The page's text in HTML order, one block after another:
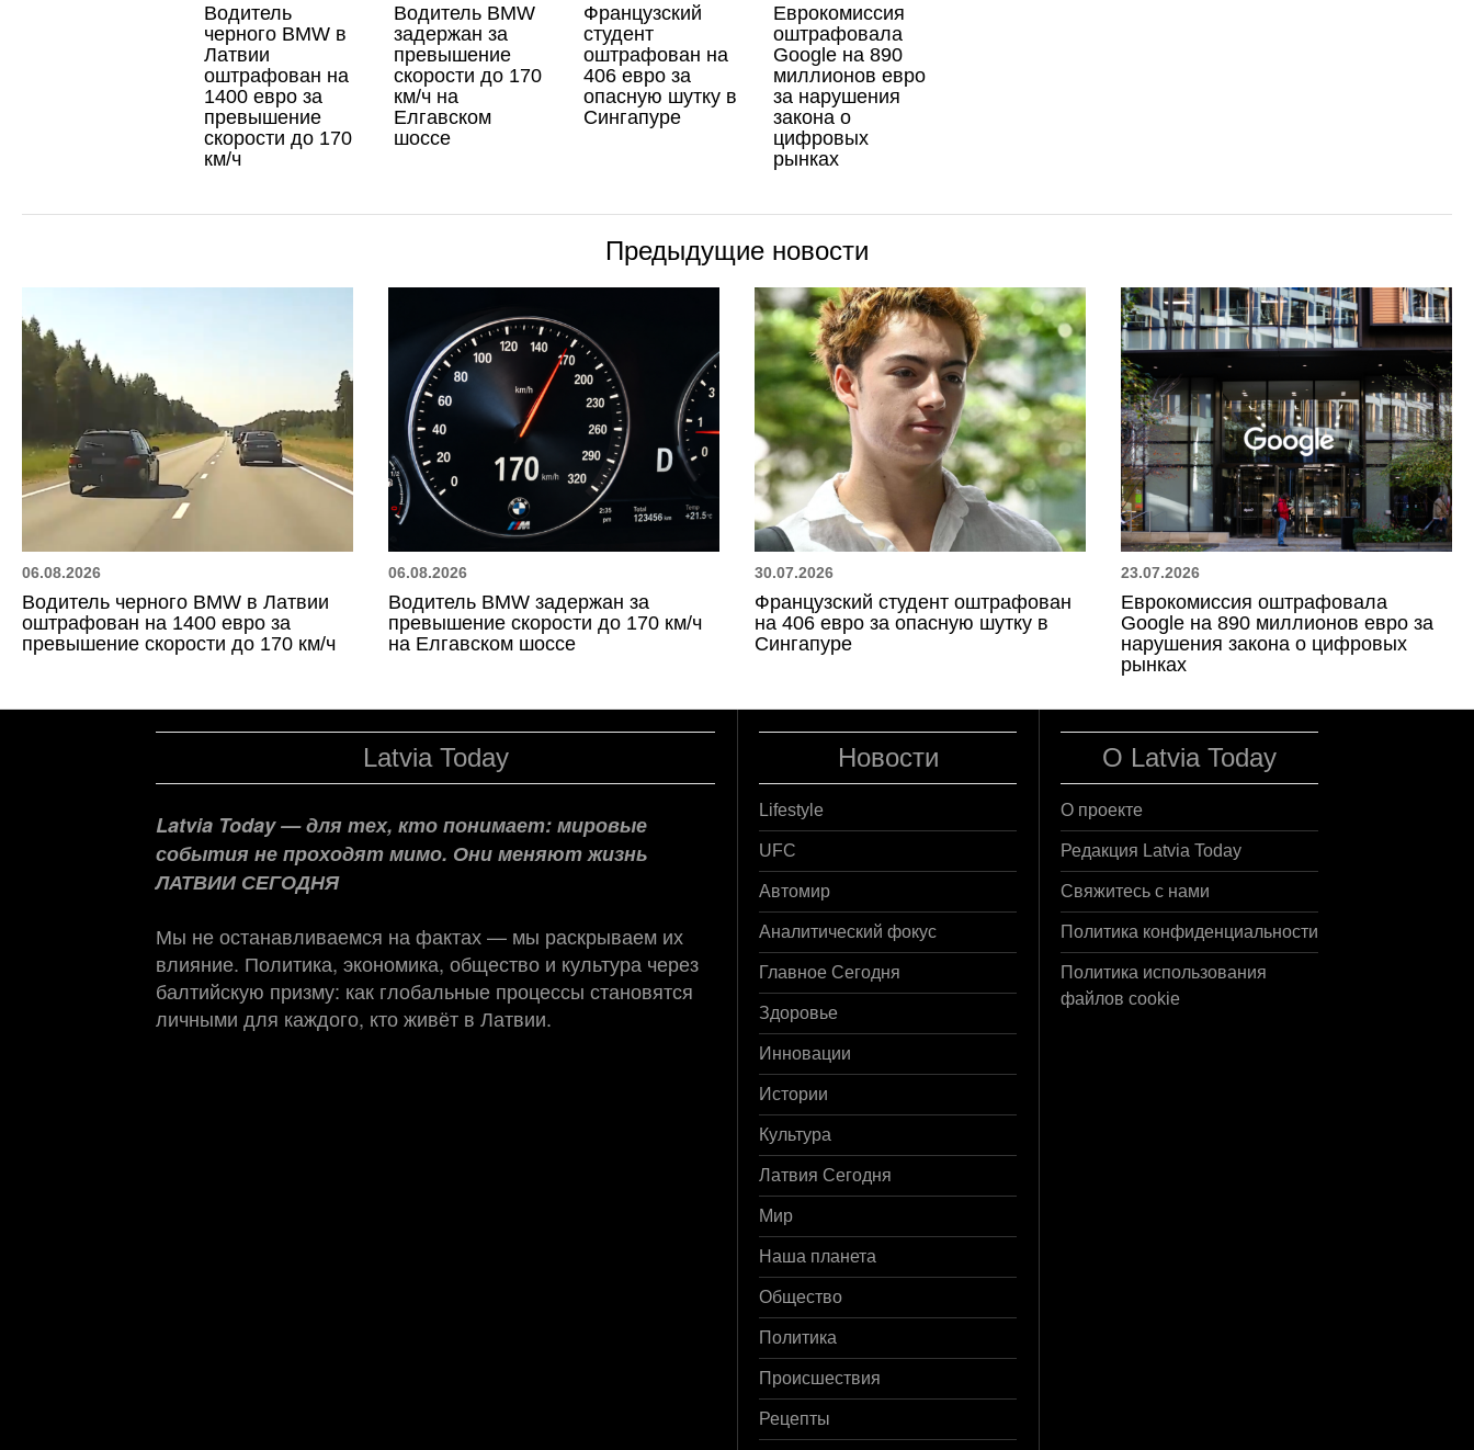
Водитель
черного BMW в
Латвии
оштрафован на
1400 евро за
превышение
скорости до 170
км/ч
Водитель BMW
задержан за
превышение
скорости до 170
км/ч на
Елгавском
шоссе
Французский
студент
оштрафован на
406 евро за
опасную шутку в
Сингапуре
Еврокомиссия
оштрафовала
Google на 890
миллионов евро
за нарушения
закона о
цифровых
рынках
Предыдущие новости
06.08.2026
Водитель черного BMW в Латвии
оштрафован на 1400 евро за
превышение скорости до 170 км/ч
06.08.2026
Водитель BMW задержан за
превышение скорости до 170 км/ч
на Елгавском шоссе
30.07.2026
Французский студент оштрафован
на 406 евро за опасную шутку в
Сингапуре
23.07.2026
Еврокомиссия оштрафовала
Google на 890 миллионов евро за
нарушения закона о цифровых
рынках
Latvia Today
Latvia Today — для тех, кто понимает: мировые
события не проходят мимо. Они меняют жизнь
ЛАТВИИ СЕГОДНЯ
Мы не останавливаемся на фактах — мы раскрываем их
влияние. Политика, экономика, общество и культура через
балтийскую призму: как глобальные процессы становятся
личными для каждого, кто живёт в Латвии.
Новости
Lifestyle
UFC
Автомир
Аналитический фокус
Главное Сегодня
Здоровье
Инновации
Истории
Культура
Латвия Сегодня
Мир
Наша планета
Общество
Политика
Происшествия
Рецепты
О Latvia Today
О проекте
Редакция Latvia Today
Свяжитесь с нами
Политика конфиденциальности
Политика использования
файлов cookie